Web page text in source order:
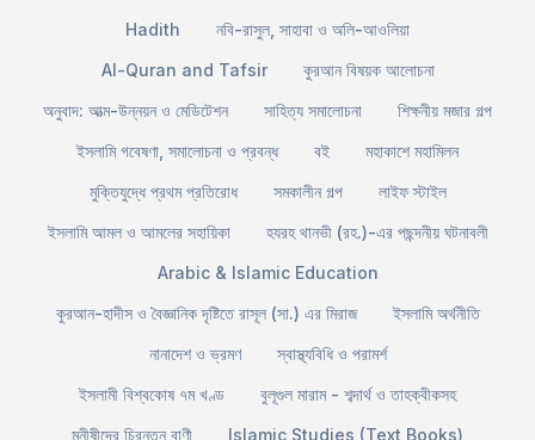
Hadith
নবি-রাসুল, সাহাবা ও অলি-আওলিয়া
Al-Quran and Tafsir
কুরআন বিষয়ক আলোচনা
অনুবাদ: আত্ম-উন্নয়ন ও মেডিটেশন
সাহিত্য সমালোচনা
শিক্ষনীয় মজার গল্প
ইসলামি গবেষণা, সমালোচনা ও প্রবন্ধ
বই
মহাকাশে মহামিলন
মুক্তিযুদ্ধে প্রথম প্রতিরোধ
সমকালীন গল্প
লাইফ স্টাইল
ইসলামি আমল ও আমলের সহায়িকা
হযরহ থানভী (রহ.)-এর পছন্দনীয় ঘটনাবলী
Arabic & Islamic Education
কুরআন-হাদীস ও বৈজ্ঞানিক দৃষ্টিতে রাসূল (সা.) এর মিরাজ
ইসলামি অর্থনীতি
নানাদেশ ও ভ্রমণ
স্বাস্থ্যবিধি ও পরামর্শ
ইসলামী বিশ্বকোষ ৭ম খণ্ড
বুলূগুল মারাম - শব্দার্থ ও তাহক্বীকসহ
মনীষীদের চিরন্তন বাণী
Islamic Studies (Text Books)